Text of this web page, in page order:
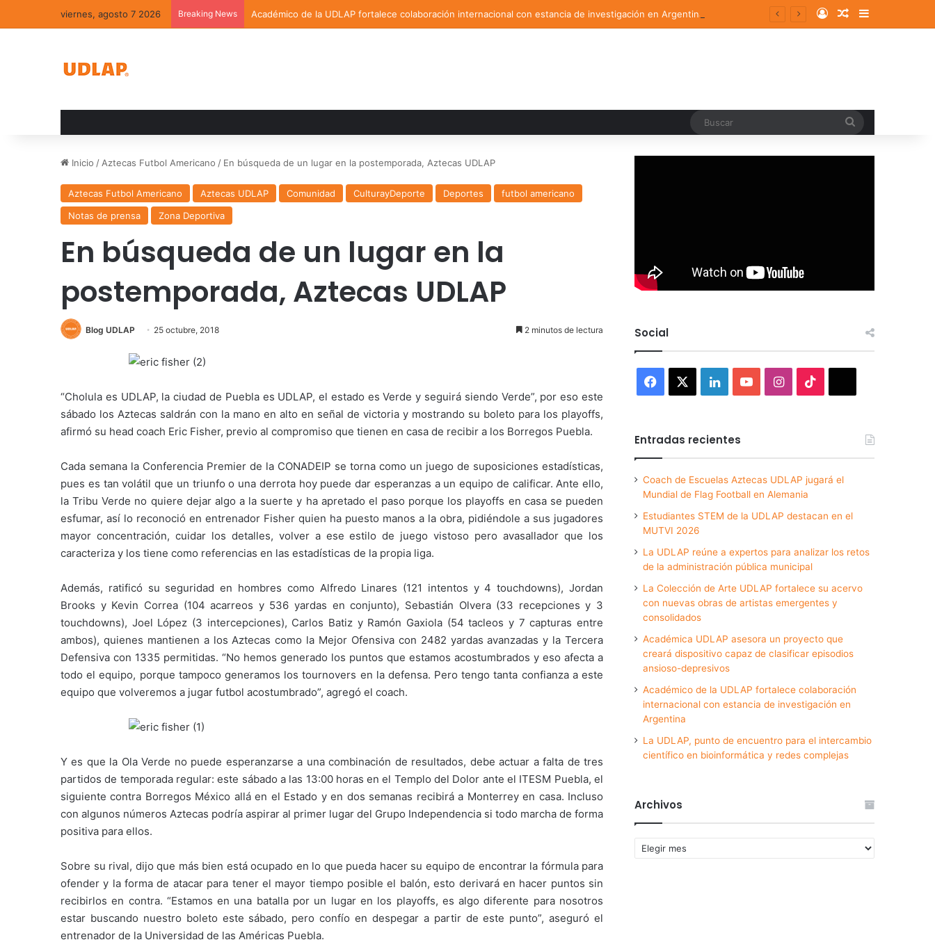
viernes, agosto 7 2026 Breaking News Académico de la UDLAP fortalece colaboración internacional con estancia de investigación en Argentina Log InRandom Article
Sidebar
Inicio / Aztecas Futbol Americano / En búsqueda de un lugar en la postemporada, Aztecas UDLAP
Aztecas Futbol Americano Aztecas UDLAP Comunidad CulturayDeporte Deportes
futbol americano
Notas de prensa
Zona Deportiva
En búsqueda de un lugar en la
postemporada, Aztecas UDLAP
Blog UDLAP 25 octubre, 2018 2 minutos de lectura
“Cholula es UDLAP, la ciudad de Puebla es UDLAP, el estado es Verde y seguirá siendo Verde”, por eso este
sábado los Aztecas saldrán con la mano en alto en señal de victoria y mostrando su boleto para los playoffs,
afirmó su head coach Eric Fisher, previo al compromiso que tienen en casa de recibir a los Borregos Puebla.
Cada semana la Conferencia Premier de la CONADEIP se torna como un juego de suposiciones estadísticas,
pues es tan volátil que un triunfo o una derrota hoy puede dar esperanzas a un equipo de calificar. Ante ello,
la Tribu Verde no quiere dejar algo a la suerte y ha apretado el paso porque los playoffs en casa se pueden
esfumar, así lo reconoció en entrenador Fisher quien ha puesto manos a la obra, pidiéndole a sus jugadores
mayor concentración, cuidar los detalles, volver a ese estilo de juego vistoso pero avasallador que los
caracteriza y los tiene como referencias en las estadísticas de la propia liga.
Además, ratificó su seguridad en hombres como Alfredo Linares (121 intentos y 4 touchdowns), Jordan
Brooks y Kevin Correa (104 acarreos y 536 yardas en conjunto), Sebastián Olvera (33 recepciones y 3
touchdowns), Joel López (3 intercepciones), Carlos Batiz y Ramón Gaxiola (54 tacleos y 7 capturas entre
ambos), quienes mantienen a los Aztecas como la Mejor Ofensiva con 2482 yardas avanzadas y la Tercera
Defensiva con 1335 permitidas. “No hemos generado los puntos que estamos acostumbrados y eso afecta a
todo el equipo, porque tampoco generamos los tournovers en la defensa. Pero tengo tanta confianza a este
equipo que volveremos a jugar futbol acostumbrado”, agregó el coach.
Y es que la Ola Verde no puede esperanzarse a una combinación de resultados, debe actuar a falta de tres
partidos de temporada regular: este sábado a las 13:00 horas en el Templo del Dolor ante el ITESM Puebla, el
siguiente contra Borregos México allá en el Estado y en dos semanas recibirá a Monterrey en casa. Incluso
con algunos números Aztecas podría aspirar al primer lugar del Grupo Independencia si todo marcha de forma
positiva para ellos.
Sobre su rival, dijo que más bien está ocupado en lo que pueda hacer su equipo de encontrar la fórmula para
ofender y la forma de atacar para tener el mayor tiempo posible el balón, esto derivará en hacer puntos sin
recibirlos en contra. “Estamos en una batalla por un lugar en los playoffs, es algo diferente para nosotros
estar buscando nuestro boleto este sábado, pero confío en despegar a partir de este punto”, aseguró el
entrenador de la Universidad de las Américas Puebla.
Social
Facebook LinkedInYouTubeInstagram
Entradas recientes
Coach de Escuelas Aztecas UDLAP jugará el
Mundial de Flag Football en Alemania
Estudiantes STEM de la UDLAP destacan en el
MUTVI 2026
La UDLAP reúne a expertos para analizar los retos
de la administración pública municipal
La Colección de Arte UDLAP fortalece su acervo
con nuevas obras de artistas emergentes y
consolidados
Académica UDLAP asesora un proyecto que
creará dispositivo capaz de clasificar episodios
ansioso-depresivos
Académico de la UDLAP fortalece colaboración
internacional con estancia de investigación en
Argentina
La UDLAP, punto de encuentro para el intercambio
científico en bioinformática y redes complejas
Archivos
Archivos